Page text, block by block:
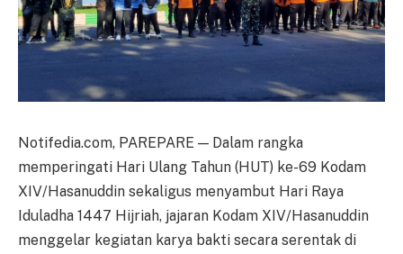
Notifedia.com, PAREPARE — Dalam rangka
memperingati Hari Ulang Tahun (HUT) ke-69 Kodam
XIV/Hasanuddin sekaligus menyambut Hari Raya
Iduladha 1447 Hijriah, jajaran Kodam XIV/Hasanuddin
menggelar kegiatan karya bakti secara serentak di